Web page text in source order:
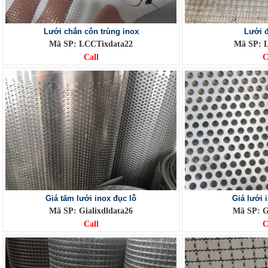
Lưới chắn côn trùng inox
Mã SP: LCCTixdata22
Call
Lưới
Mã SP:
Giá tấm lưới inox đục lỗ
Mã SP: Gialixdldata26
Call
Giá lưới
Mã SP: